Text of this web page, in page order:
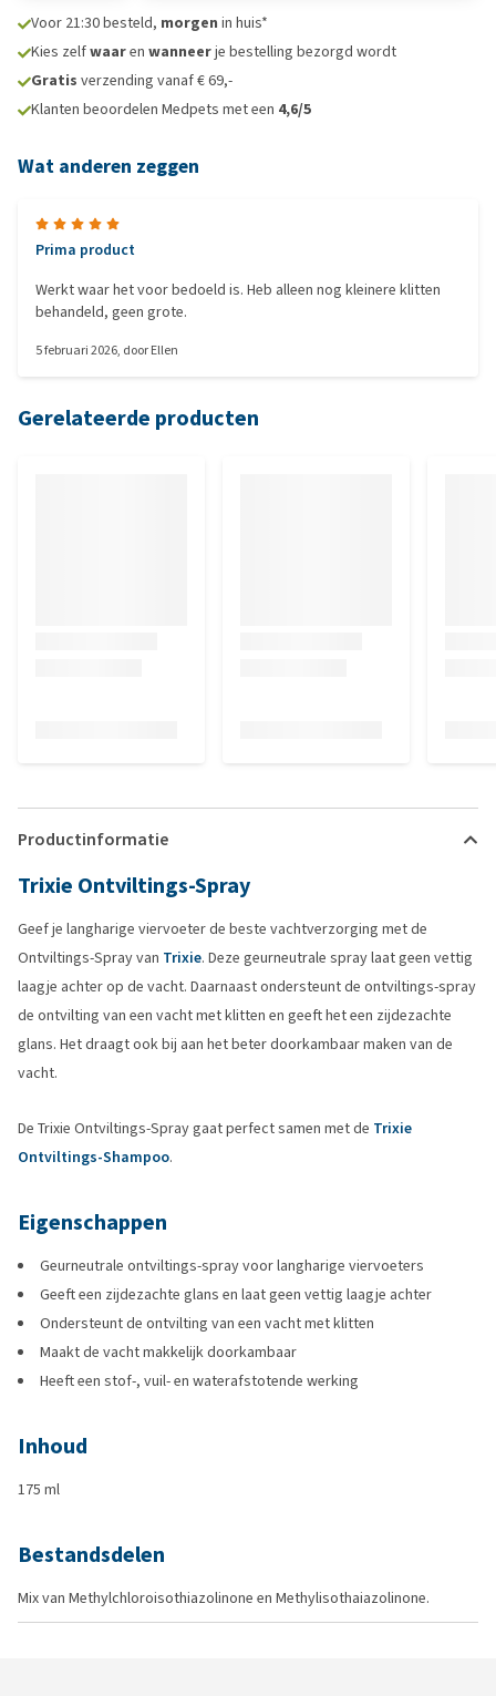
Voor 21:30 besteld, morgen in huis*
Kies zelfwaaren wanneerje bestelling bezorgd wordt
Gratis verzending vanaf € 69,-
Klanten beoordelen Medpets met een 4,6/5
Wat anderen zeggen
Prima product
Werkt waar het voor bedoeld is. Heb alleen nog kleinere klitten
behandeld, geen grote.
5 februari 2026, doorEllen
Gerelateerde producten
Productinformatie
Trixie Ontviltings-Spray
Geef je langharige viervoeter de beste vachtverzorging met de
Ontviltings-Spray van Trixie. Deze geurneutrale spray laat geen vettig
laagje achter op de vacht. Daarnaast ondersteunt de ontviltings-spray
de ontvilting van een vacht met klitten en geeft het een zijdezachte
glans. Het draagt ook bij aan het beter doorkambaar maken van de
vacht.
De Trixie Ontviltings-Spray gaat perfect samen met de Trixie
Ontviltings-Shampoo.
Eigenschappen
Geurneutrale ontviltings-spray voor langharige viervoeters
Geeft een zijdezachte glans en laat geen vettig laagje achter
Ondersteunt de ontvilting van een vacht met klitten
Maakt de vacht makkelijk doorkambaar
Heeft een stof-, vuil- en waterafstotende werking
Inhoud
175 ml
Bestandsdelen
Mix van Methylchloroisothiazolinone en Methylisothaiazolinone.